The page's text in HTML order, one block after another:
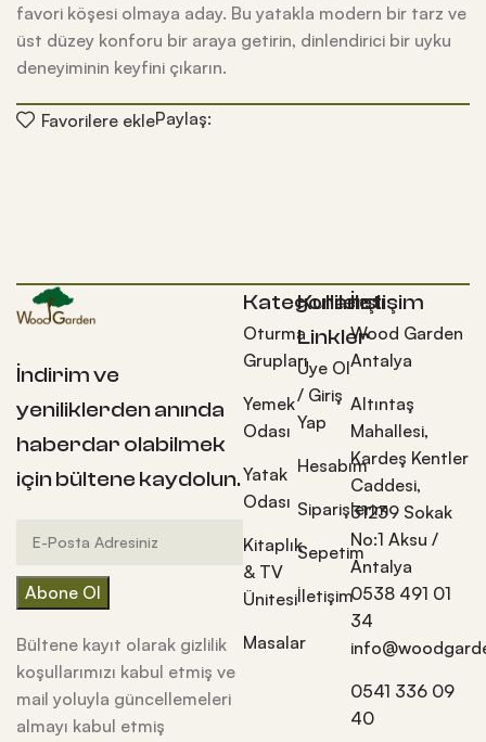
favori köşesi olmaya aday. Bu yatakla modern bir tarz ve
üst düzey konforu bir araya getirin, dinlendirici bir uyku
deneyiminin keyfini çıkarın.
Favorilere eklePaylaş:
İndirim ve
yeniliklerden anında
haberdar olabilmek
için bültene kaydolun.
Bültene kayıt olarak gizlilik
koşullarımızı kabul etmiş ve
mail yoluyla güncellemeleri
almayı kabul etmiş
Kategoriler
Oturma
Grupları
Yemek
Odası
Yatak
Odası
Kitaplık
& TV
Ünitesi
Masalar
Kullanışlı
Linkler
Üye Ol
/ Giriş
Yap
Hesabım
Siparişlerim
Sepetim
İletişim
İletişim
Wood Garden
Antalya
Altıntaş
Mahallesi,
Kardeş Kentler
Caddesi,
31239 Sokak
No:1 Aksu /
Antalya
0538 491 01
34
0541 336 09
40